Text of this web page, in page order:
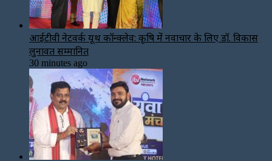
आईटीवी नेटवर्क यूथ कॉन्क्लेव: कृषि में नवाचार के लिए डॉ. विकास
लुनावत सम्मानित
30 minutes ago